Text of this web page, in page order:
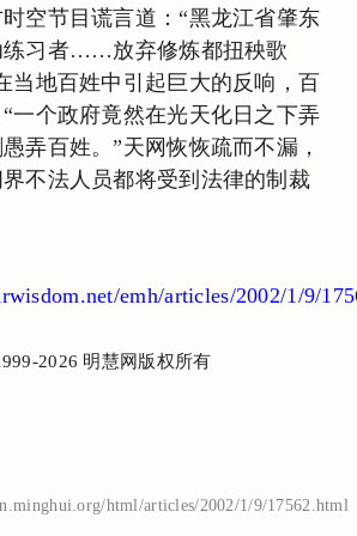
空节目谎言道：“黑龙江省肇东
练习者……放弃修炼都扭秧歌
当地百姓中引起巨大的反响，百
一个政府竟然在光天化日之下弄
弄百姓。”天网恢恢疏而不漏，
不法人员都将受到法律的制裁
emh/articles/2002/1/9/
2026 明慧网版权所有
html/articles/2002/1/9/17562.html